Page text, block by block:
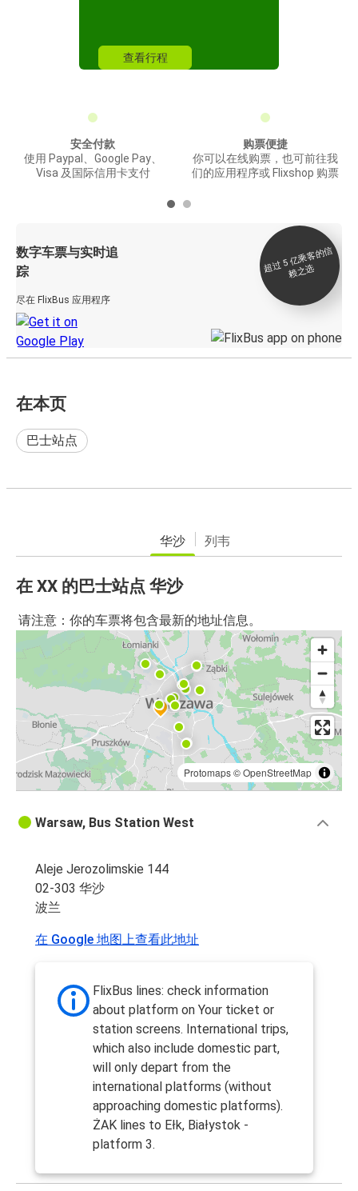
查看行程
安全付款
使用 Paypal、Google Pay、
Visa 及国际信用卡支付
购票便捷
你可以在线购票，也可前往我
们的应用程序或 Flixshop 购票
数字车票与实时追
踪
尽在 FlixBus 应用程序
超
过 5
亿
乘
客
的
信
赖
之
选
在本页
巴士站点
华沙 列韦
在 XX 的巴士站点 华沙
请注意：你的车票将包含最新的地址信息。
Protomaps©OpenStreetMap
Warsaw, Bus Station West
Aleje Jerozolimskie 144
02-303 华沙
波兰
在 Google 地图上查看此地址
FlixBus lines: check information
about platform on Your ticket or
station screens. International trips,
which also include domestic part,
will only depart from the
international platforms (without
approaching domestic platforms).
ŻAK lines to Ełk, Białystok -
platform 3.